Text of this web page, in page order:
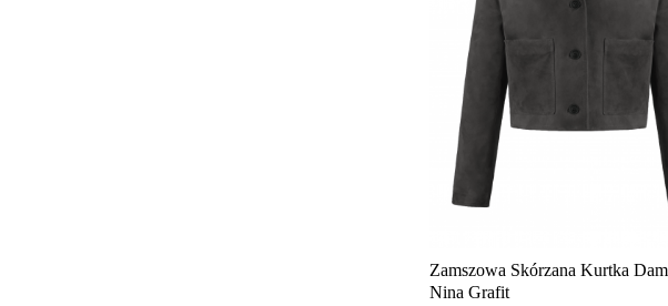
Zamszowa Skórzana Kurtka
Nina Grafit